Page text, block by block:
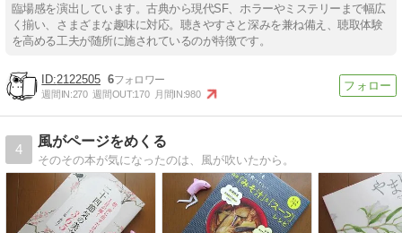
臨場感を演出しています。古典から現代SF、ホラーやミステリーまで幅広
く揃い、さまざまな趣味に対応。聴きやすさと深みを兼ね備え、聴取体験
を高める工夫が随所に施されているのが特徴です。
2122505 6
週間IN:270 週間OUT:170 月間IN:980
4
風がページをめくる
そのその本が気になったのは、風が吹いたから。